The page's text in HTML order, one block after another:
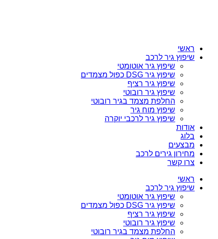
ראשי
שיפוץ גיר לרכב
שיפוץ גיר אוטומטי
שיפוץ גיר DSG כפול מצמדים
שיפוץ גיר רציף
שיפוץ גיר רובוטי
החלפת מצמד בגיר רובוטי
שיפוץ מוח גיר
שיפוץ גיר לרכבי יוקרה
אודות
בלוג
מבצעים
מחירון גירים לרכב
צרו קשר
ראשי
שיפוץ גיר לרכב
שיפוץ גיר אוטומטי
שיפוץ גיר DSG כפול מצמדים
שיפוץ גיר רציף
שיפוץ גיר רובוטי
החלפת מצמד בגיר רובוטי